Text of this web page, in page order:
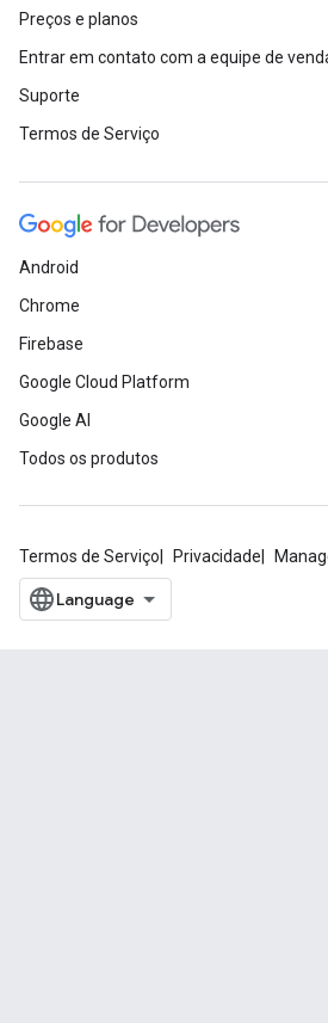
Preços e planos
Entrar em contato com a equipe de
Suporte
Termos de Serviço
Android
Chrome
Firebase
Google Cloud Platform
Google AI
Todos os produtos
Termos de Serviço Privacidade